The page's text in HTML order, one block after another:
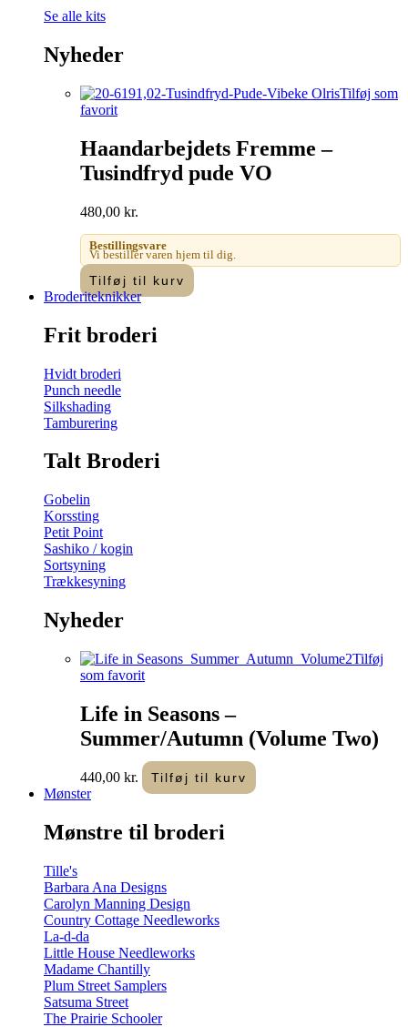
Se alle kits
Nyheder
Tilføj som
favorit
Haandarbejdets Fremme –
Tusindfryd pude VO
480,00 kr.
Bestillingsvare
Vi bestiller varen hjem til dig.
Tilføj til kurv
Broderiteknikker
Frit broderi
Hvidt broderi
Punch needle
Silkshading
Tamburering
Talt Broderi
Gobelin
Korssting
Petit Point
Sashiko / kogin
Sortsyning
Trækkesyning
Nyheder
Tilføj
som favorit
Life in Seasons –
Summer/Autumn (Volume Two)
440,00 kr. Tilføj til kurv
Mønster
Mønstre til broderi
Tille's
Barbara Ana Designs
Carolyn Manning Design
Country Cottage Needleworks
La-d-da
Little House Needleworks
Madame Chantilly
Plum Street Samplers
Satsuma Street
The Prairie Schooler